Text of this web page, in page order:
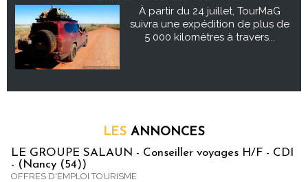
À partir du 24 juillet, TourMaG
suivra une expédition de plus de
5 000 kilomètres à travers...
LES ANNONCES
LE GROUPE SALAUN - Conseiller voyages H/F - CDI
- (Nancy (54))
OFFRES D'EMPLOI TOURISME